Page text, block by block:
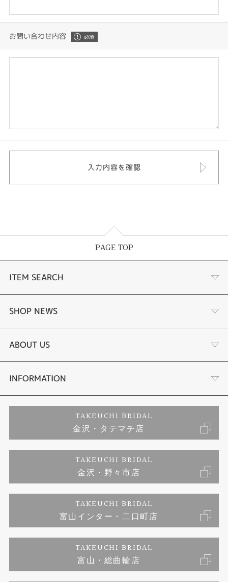
お問い合わせ内容
PAGE TOP
ITEM SEARCH
婚約指輪
結婚指輪
セットリング
婚約ネックレス
ダイヤモンド
ジュエリーリフォーム
SHOP NEWS
選ばれる理由まとめ
お客様の声
プロポーズサポート
ブランドリスト
福井指輪工房｜手作りペアリング
福井指輪工房｜手作り結婚指輪 and 婚約指輪
福井工房｜手作り婚約指輪プロポーズプラン
ABOUT US
会社概要
お客様の声
INFORMATION
プライバシーポリシー
TAKEUCHI BRIDAL
金沢・タテマチ店
TAKEUCHI BRIDAL
金沢・野々市店
TAKEUCHI BRIDAL
富山インター・二口町店
TAKEUCHI BRIDAL
富山・総曲輪店